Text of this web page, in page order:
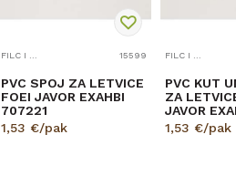
15599
PVC SPOJ ZA LETVICE
FOEI JAVOR EXAHBI
707221
1,53 €/pak
PVC KUT
ZA
JAVOR
1,53 €/pak